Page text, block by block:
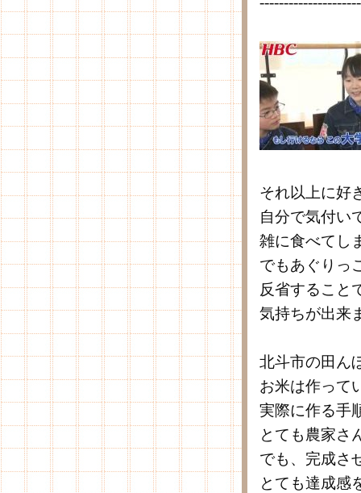
それ以上に好
自分で気付い
雑に食べてし
でもあぐりっ
反省すること
気持ちが出来
北斗市の田ん
お米は作って
実際に作る手
とても農家さ
でも、完成さ
とても達成感